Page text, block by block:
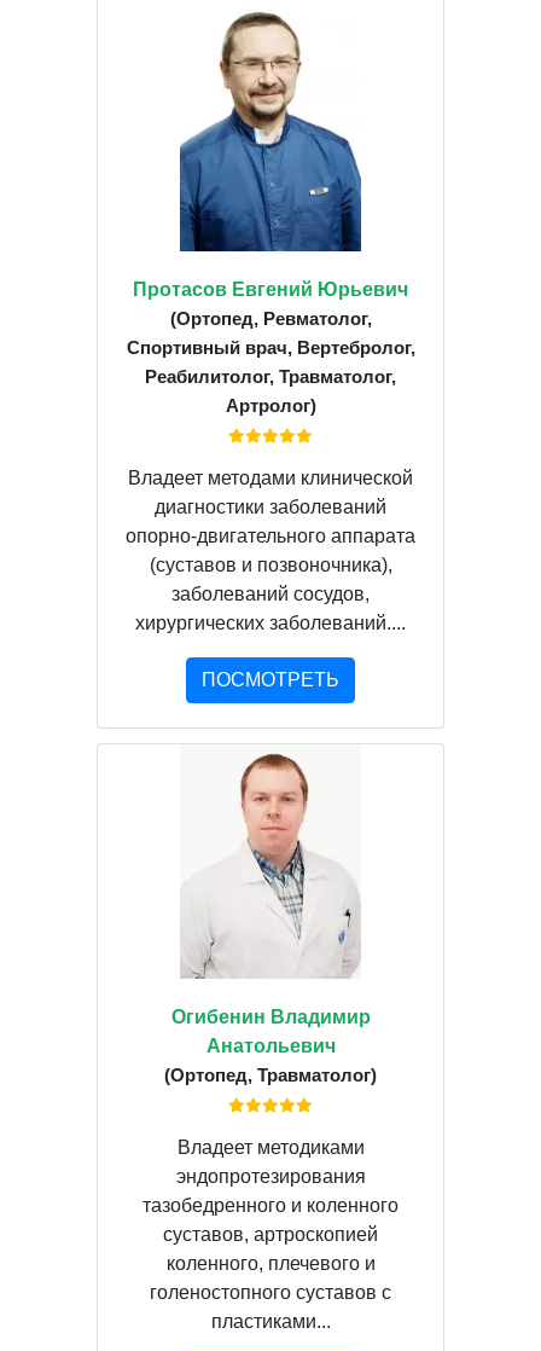
Протасов Евгений Юрьевич
(Ортопед, Ревматолог,
Спортивный врач, Вертебролог,
Реабилитолог, Травматолог,
Артролог)
Владеет методами клинической
диагностики заболеваний
опорно-двигательного аппарата
(суставов и позвоночника),
заболеваний сосудов,
хирургических заболеваний....
ПОСМОТРЕТЬ
Огибенин Владимир
Анатольевич
(Ортопед, Травматолог)
Владеет методиками
эндопротезирования
тазобедренного и коленного
суставов, артроскопией
коленного, плечевого и
голеностопного суставов с
пластиками...